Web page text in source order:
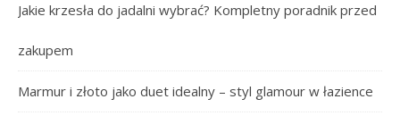
Jakie krzesła do jadalni wybrać? Kompletny poradnik przed
zakupem
Marmur i złoto jako duet idealny – styl glamour w łazience